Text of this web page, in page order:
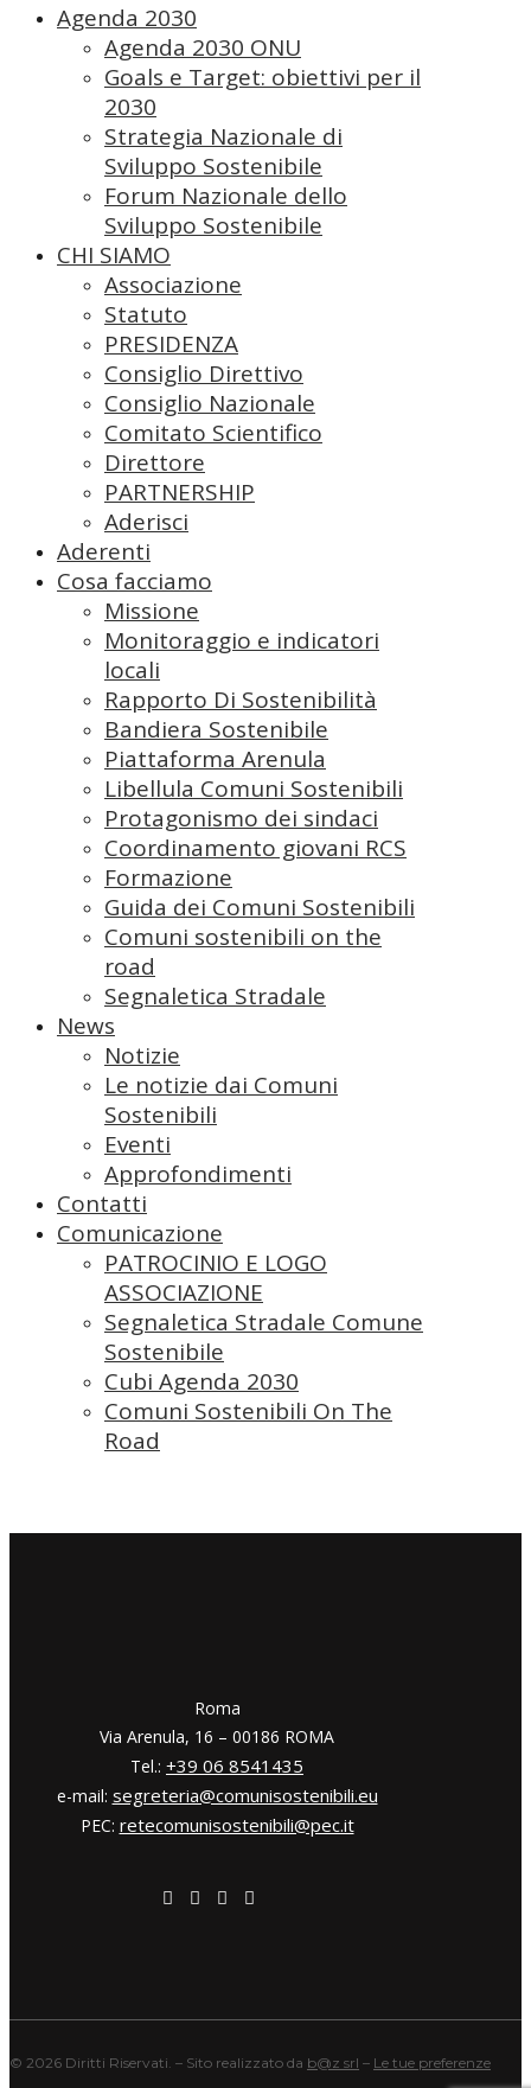
Agenda 2030
Agenda 2030 ONU
Goals e Target: obiettivi per il
2030
Strategia Nazionale di
Sviluppo Sostenibile
Forum Nazionale dello
Sviluppo Sostenibile
CHI SIAMO
Associazione
Statuto
PRESIDENZA
Consiglio Direttivo
Consiglio Nazionale
Comitato Scientifico
Direttore
PARTNERSHIP
Aderisci
Aderenti
Cosa facciamo
Missione
Monitoraggio e indicatori
locali
Rapporto Di Sostenibilità
Bandiera Sostenibile
Piattaforma Arenula
Libellula Comuni Sostenibili
Protagonismo dei sindaci
Coordinamento giovani RCS
Formazione
Guida dei Comuni Sostenibili
Comuni sostenibili on the
road
Segnaletica Stradale
News
Notizie
Le notizie dai Comuni
Sostenibili
Eventi
Approfondimenti
Contatti
Comunicazione
PATROCINIO E LOGO
ASSOCIAZIONE
Segnaletica Stradale Comune
Sostenibile
Cubi Agenda 2030
Comuni Sostenibili On The
Road
​​Roma
Via Arenula, 16 – 00186 ROMA
Tel.: +39 06 8541435
e-mail: segreteria@comunisostenibili.eu
PEC: retecomunisostenibili@pec.it
© 2026 Diritti Riservati. – Sito realizzato da b@z srl – Le tue preferenze